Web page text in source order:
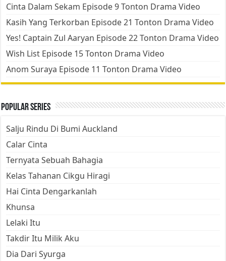
Cinta Dalam Sekam Episode 9 Tonton Drama Video
Kasih Yang Terkorban Episode 21 Tonton Drama Video
Yes! Captain Zul Aaryan Episode 22 Tonton Drama Video
Wish List Episode 15 Tonton Drama Video
Anom Suraya Episode 11 Tonton Drama Video
Popular Series
Salju Rindu Di Bumi Auckland
Calar Cinta
Ternyata Sebuah Bahagia
Kelas Tahanan Cikgu Hiragi
Hai Cinta Dengarkanlah
Khunsa
Lelaki Itu
Takdir Itu Milik Aku
Dia Dari Syurga